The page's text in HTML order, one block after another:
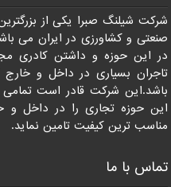
شرکت شیلنگ صبرا یکی از
صنعتی و کشاورزی در ایران می
در این حوزه و داشتن کادری
تاجران بسیاری در داخل و
باشد.این شرکت قادر است تمامی
این حوزه تجاری را در داخل و
مناسب ترین کیفیت تامین نماید.
تماس با ما